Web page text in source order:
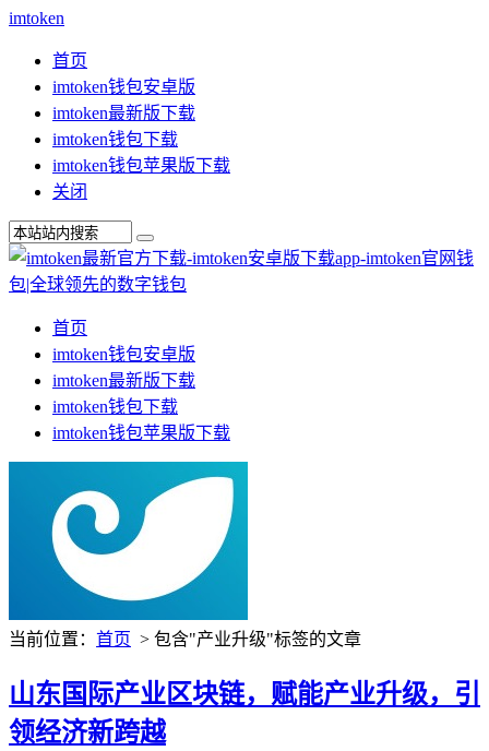
imtoken
首页
imtoken钱包安卓版
imtoken最新版下载
imtoken钱包下载
imtoken钱包苹果版下载
关闭
首页
imtoken钱包安卓版
imtoken最新版下载
imtoken钱包下载
imtoken钱包苹果版下载
当前位置： 首页 > 包含"产业升级"标签的文章
山东国际产业区块链，赋能产业升级，引
领经济新跨越